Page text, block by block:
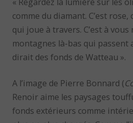
comme du diamant. C’est rose,
qui joue à travers. C’est à vous
montagnes là-bas qui passent
dirait des fonds de Watteau ».
A l’image de Pierre Bonnard (
Renoir aime les paysages
fonds extérieurs comme